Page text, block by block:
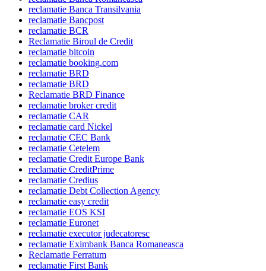
reclamatie Banca Transilvania
reclamatie Bancpost
reclamatie BCR
Reclamatie Biroul de Credit
reclamatie bitcoin
reclamatie booking.com
reclamatie BRD
reclamatie BRD
Reclamatie BRD Finance
reclamatie broker credit
reclamatie CAR
reclamatie card Nickel
reclamatie CEC Bank
reclamatie Cetelem
reclamatie Credit Europe Bank
reclamatie CreditPrime
reclamatie Credius
reclamatie Debt Collection Agency
reclamatie easy credit
reclamatie EOS KSI
reclamatie Euronet
reclamatie executor judecatoresc
reclamatie Eximbank Banca Romaneasca
Reclamatie Ferratum
reclamatie First Bank